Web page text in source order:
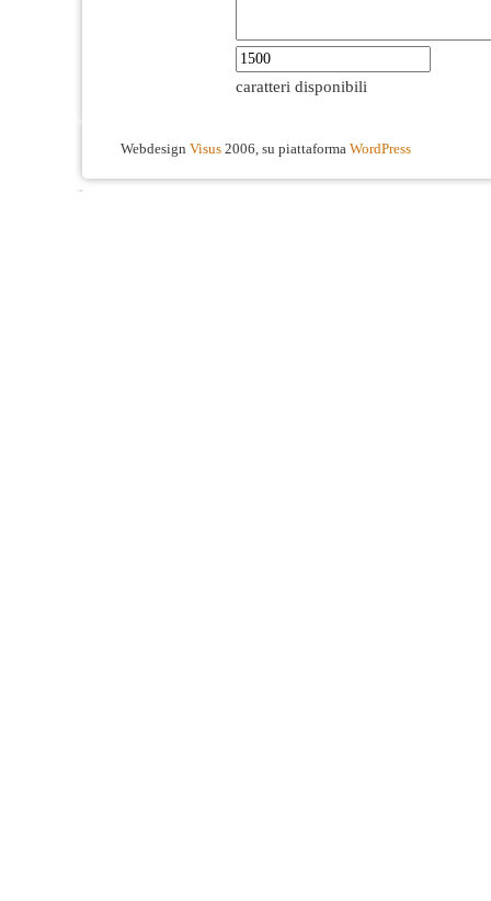
caratteri disponibili
Webdesign Visus 2006, su piattaforma WordPress